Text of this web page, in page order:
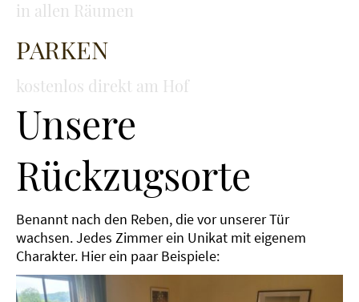
in allen Räumen
PARKEN
kostenlos direkt am Hof
Unsere
Rückzugsorte
Benannt nach den Reben, die vor unserer Tür
wachsen. Jedes Zimmer ein Unikat mit eigenem
Charakter. Hier ein paar Beispiele: